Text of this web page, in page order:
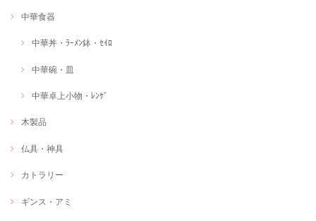
中華食器
中華丼・ﾗｰﾒﾝ鉢・ｾｲﾛ
中華碗・皿
中華卓上小物・ﾚﾝｹﾞ
木製品
仏具・神具
カトラリー
ギンス・アミ